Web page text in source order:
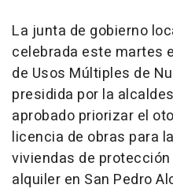
La junta de gobierno
celebrada este martes
de Usos Múltiples de
presidida por la
aprobado priorizar el
licencia de obras para
viviendas de
alquiler en San Pedro